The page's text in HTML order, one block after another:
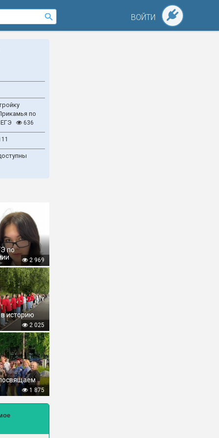
ВОЙТИ
по
636
по
2 969
историю
2 025
1 875